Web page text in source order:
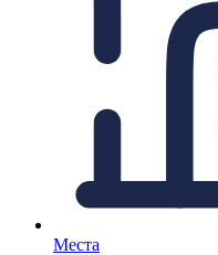
Места